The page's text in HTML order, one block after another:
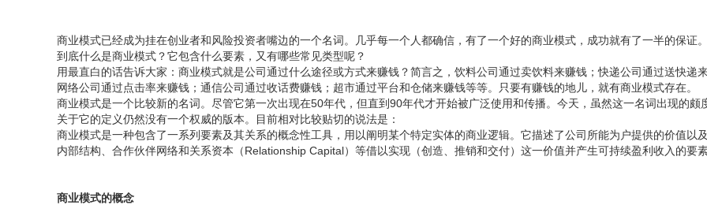
商业模式已经成为挂在创业者和风险投资者嘴边的一个名词。几乎每一个人都确信，有了一个好的商业模式，成功就有了一半的保证。
到底什么是商业模式？它包含什么要素，又有哪些常见类型呢？
用最直白的话告诉大家：商业模式就是公司通过什么途径或方式来赚钱？简言之，饮料公司通过卖饮料来赚钱；快递公司通过送快递来
网络公司通过点击率来赚钱；通信公司通过收话费赚钱；超市通过平台和仓储来赚钱等等。只要有赚钱的地儿，就有商业模式存在。
商业模式是一个比较新的名词。尽管它第一次出现在50年代，但直到90年代才开始被广泛使用和传播。今天，虽然这一名词出现的颇
关于它的定义仍然没有一个权威的版本。目前相对比较贴切的说法是：
商业模式是一种包含了一系列要素及其关系的概念性工具，用以阐明某个特定实体的商业逻辑。它描述了公司所能为户提供的价值以
内部结构、合作伙伴网络和关系资本（Relationship Capital）等借以实现（创造、推销和交付）这一价值并产生可持续盈利收入的要素
商业模式的概念